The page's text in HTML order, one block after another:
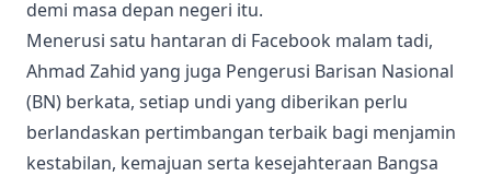
demi masa depan negeri itu.
Menerusi satu hantaran di Facebook malam tadi,
Ahmad Zahid yang juga Pengerusi Barisan Nasional
(BN) berkata, setiap undi yang diberikan perlu
berlandaskan pertimbangan terbaik bagi menjamin
kestabilan, kemajuan serta kesejahteraan Bangsa